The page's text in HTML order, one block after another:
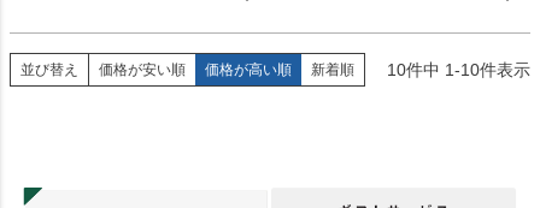
並び替え 価格が安い順 価格が高い順 新着順 10件中 1-10件表示